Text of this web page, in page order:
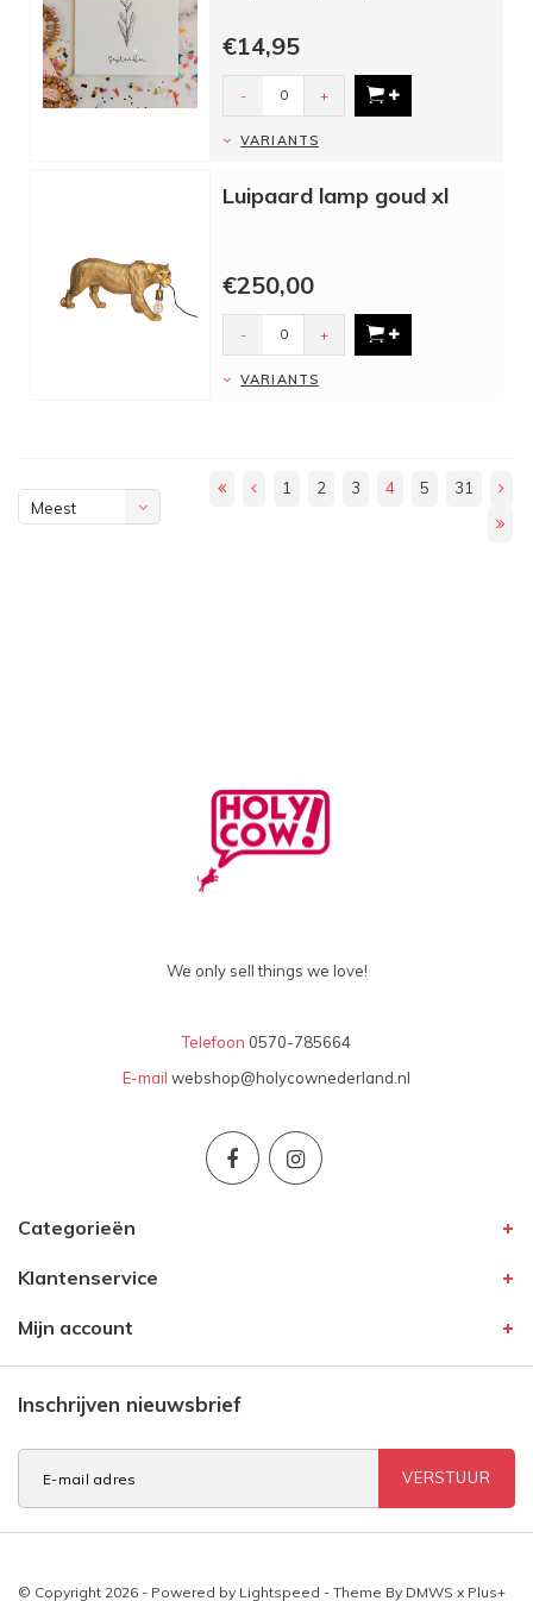
geboortebloem is leuk om te krijgen,
maar ...
€14,95
- +
VARIANTS
Luipaard lamp goud xl
€250,00
- +
VARIANTS
Meest
1 2 3 4 5 31
We only sell things we love!
Telefoon 0570-785664
E-mail webshop@holycownederland.nl
Categorieën
Klantenservice
Mijn account
Inschrijven nieuwsbrief
VERSTUUR
© Copyright 2026 - Powered by Lightspeed - Theme By DMWS x Plus+